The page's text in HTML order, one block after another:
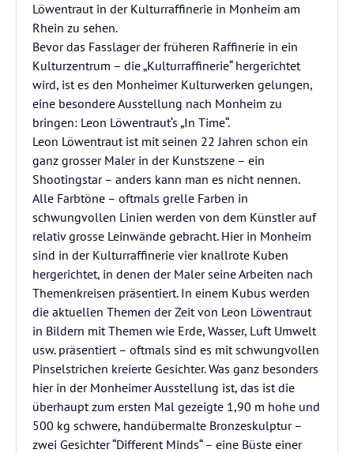
Löwentraut in der Kulturraffinerie in Monheim am
Rhein zu sehen.
Bevor das Fasslager der früheren Raffinerie in ein
Kulturzentrum – die „Kulturraffinerie“ hergerichtet
wird, ist es den Monheimer Kulturwerken gelungen,
eine besondere Ausstellung nach Monheim zu
bringen: Leon Löwentraut‘s „In Time“.
Leon Löwentraut ist mit seinen 22 Jahren schon ein
ganz grosser Maler in der Kunstszene – ein
Shootingstar – anders kann man es nicht nennen.
Alle Farbtöne – oftmals grelle Farben in
schwungvollen Linien werden von dem Künstler auf
relativ grosse Leinwände gebracht. Hier in Monheim
sind in der Kulturraffinerie vier knallrote Kuben
hergerichtet, in denen der Maler seine Arbeiten nach
Themenkreisen präsentiert. In einem Kubus werden
die aktuellen Themen der Zeit von Leon Löwentraut
in Bildern mit Themen wie Erde, Wasser, Luft Umwelt
usw. präsentiert – oftmals sind es mit schwungvollen
Pinselstrichen kreierte Gesichter. Was ganz besonders
hier in der Monheimer Ausstellung ist, das ist die
überhaupt zum ersten Mal gezeigte 1,90 m hohe und
500 kg schwere, handübermalte Bronzeskulptur –
zwei Gesichter “Different Minds“ – eine Büste einer